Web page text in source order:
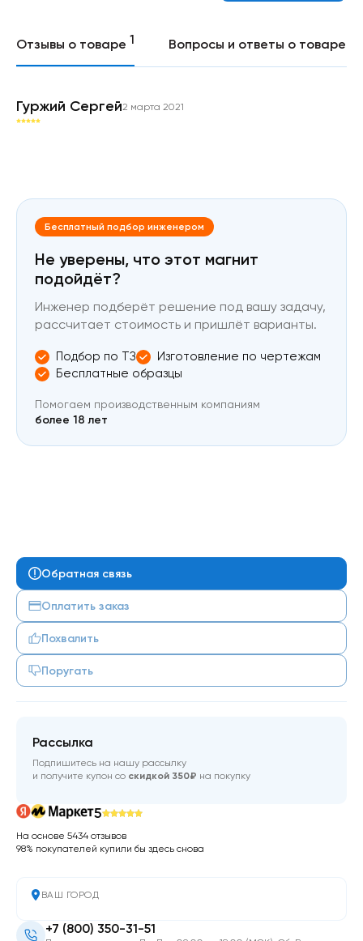
Отзывы о товаре 1 Вопросы и ответы о товаре
Гуржий Сергей2 марта 2021
Бесплатный подбор инженером
Не уверены, что этот магнит
подойдёт?
Инженер подберёт решение под вашу задачу,
рассчитает стоимость и пришлёт варианты.
Подбор по ТЗ
Изготовление по чертежам
Бесплатные образцы
Помогаем производственным компаниям
более 18 лет
Обратная связь
Оплатить заказ
Похвалить
Поругать
ВАШ ГОРОД
+7 (800) 350-31-51
Рассылка
Подпишитесь на нашу рассылку
и получите купон со скидкой 350₽ на покупку
5
На основе 5434 отзывов
98% покупателей купили бы здесь снова